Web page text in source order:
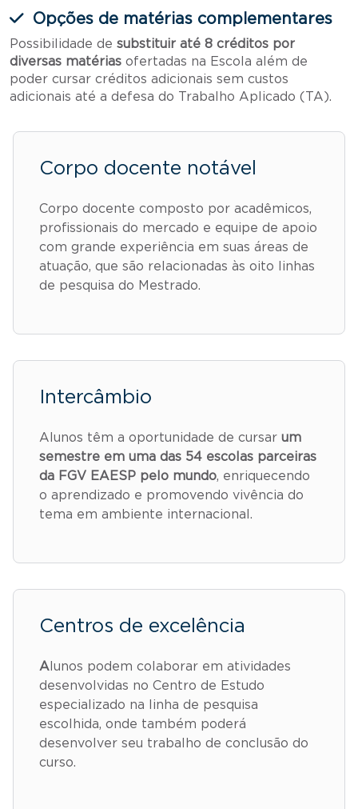
Opções de matérias complementares
Possibilidade de substituir até 8 créditos por
diversas matérias ofertadas na Escola além de
poder cursar créditos adicionais sem custos
adicionais até a defesa do Trabalho Aplicado (TA).
Corpo docente notável
Corpo docente composto por acadêmicos,
profissionais do mercado e equipe de apoio
com grande experiência em suas áreas de
atuação, que são relacionadas às oito linhas
de pesquisa do Mestrado.
Intercâmbio
Alunos têm a oportunidade de cursar um
semestre em uma das 54 escolas parceiras
da FGV EAESP pelo mundo, enriquecendo
o aprendizado e promovendo vivência do
tema em ambiente internacional.
Centros de excelência
A lunos podem colaborar em atividades
desenvolvidas no Centro de Estudo
especializado na linha de pesquisa
escolhida, onde também poderá
desenvolver seu trabalho de conclusão do
curso.